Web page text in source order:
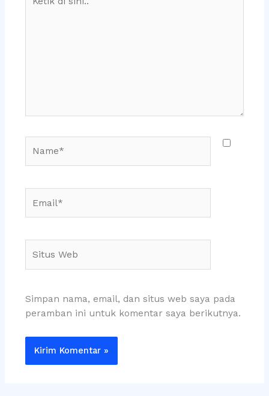
Web
Simpan nama, email, dan situs web saya pada
peramban ini untuk komentar saya berikutnya.